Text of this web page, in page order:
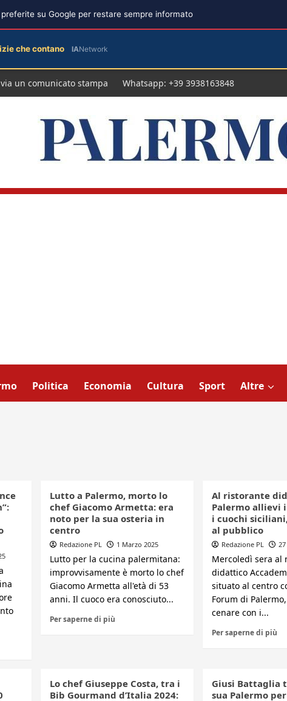
un comunicato stampa Whatsapp: +39 3938163848
Politica Economia Cultura Sport Altre
Lutto a Palermo, morto lo
chef Giacomo Armetta: era
noto per la sua osteria in
centro
Redazione PL 1 Marzo 2025
Lutto per la cucina palermitana:
improvvisamente è morto lo chef
Giacomo Armetta all'età di 53
anni. Il cuoco era conosciuto...
Per saperne di più
Al ristorante
Palermo allievi
i cuochi
al pubblico
Redazione PL
Mercoledì sera al
didattico
situato al centro
Forum di
cenare con i...
Per saperne di più
Lo chef Giuseppe Costa, tra i
Bib Gourmand d’Italia 2024:
Giusi Battaglia
sua Palermo
su Google per restare sempre informato
che contano IANetwork